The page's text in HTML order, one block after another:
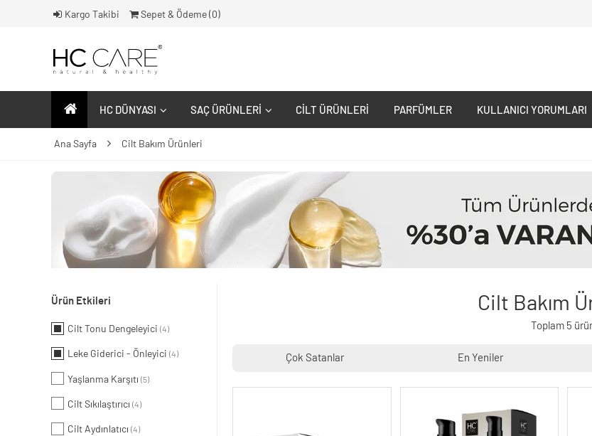
Kargo Takibi Sepet & Ödeme ( 0)
HC DÜNYASI SAÇ ÜRÜNLERI CILT ÜRÜNLERI PARFÜMLER KULLANICI YORUMLARI
Ana Sayfa Cilt Bakım Ürünleri
Ürün Etkileri
Cilt Tonu Dengeleyici (4)
Leke Giderici - Önleyici (4)
Yaşlanma Karşıtı (5)
Cilt Sıkılaştırıcı (4)
Cilt Aydınlatıcı (4)
Cilt Bakım
Toplam 5
Çok Satanlar En Yeniler